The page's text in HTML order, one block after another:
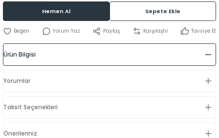
Hemen Al Sepete Ekle
Yorum Yaz Paylaş Karşılaştır Tavsiye Et
Ürün Bilgisi
Yorumlar
Taksit Seçenekleri
Önerileriniz